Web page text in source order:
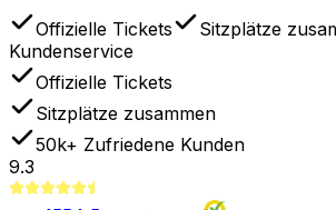
Offizielle Tickets Sitzplätze
Kundenservice
Offizielle Tickets
Sitzplätze zusammen
50k+ Zufriedene Kunden
9.3